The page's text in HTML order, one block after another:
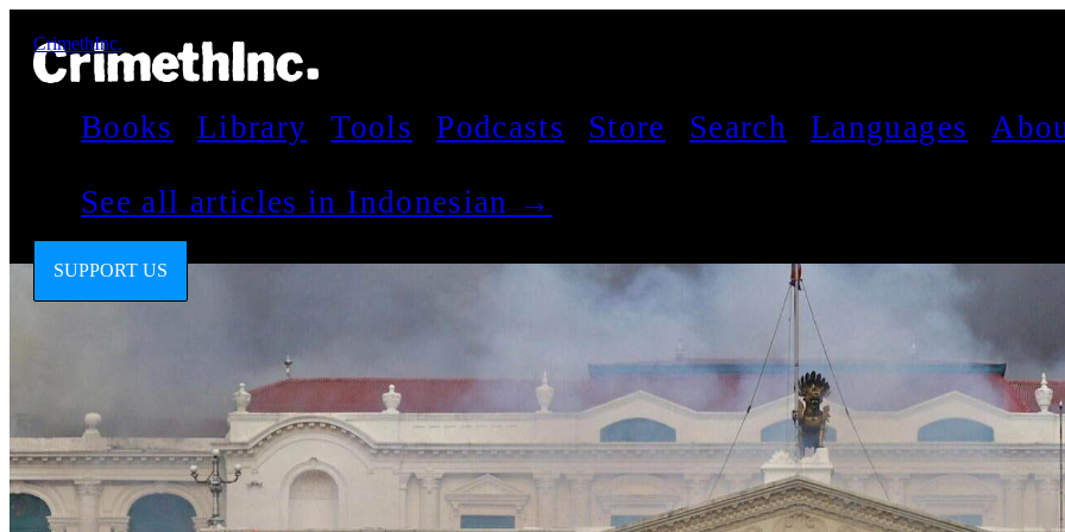
CrimethInc.
Books Library Tools Podcasts Store Search Languages
See all articles in Indonesian →
SUPPORT US